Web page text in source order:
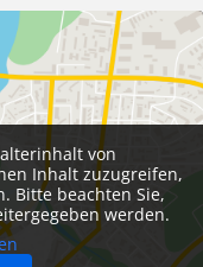
von
Inhalt zuzugreifen,
Bitte beachten Sie,
werden.